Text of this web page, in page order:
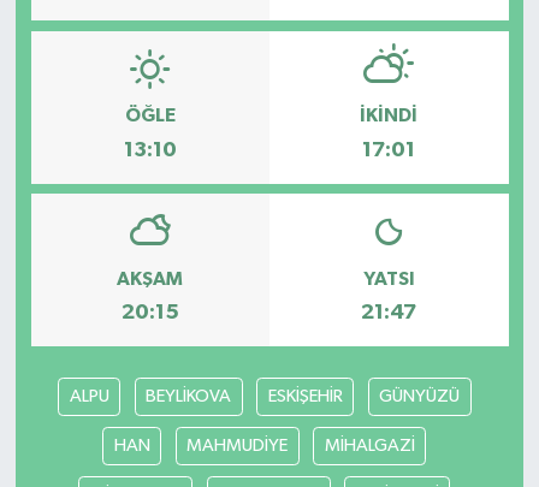
ÖĞLE
13:10
İKINDI
17:01
AKŞAM
20:15
YATSI
21:47
ALPU BEYLİKOVA ESKİŞEHİR GÜNYÜZÜ
HAN MAHMUDİYE MİHALGAZİ